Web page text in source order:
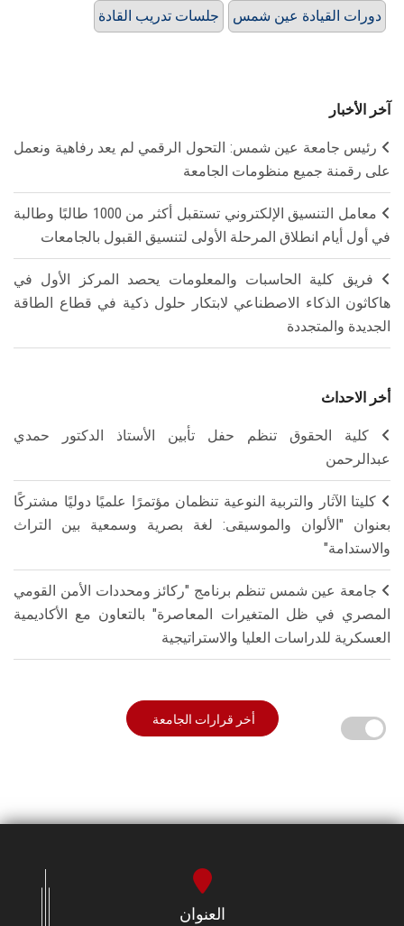
جلسات تدريب القادة دورات القيادة عين شمس
آخر الأخبار
رئيس جامعة عين شمس: التحول الرقمي لم يعد رفاهية ونعمل
على رقمنة جميع منظومات الجامعة
معامل التنسيق الإلكتروني تستقبل أكثر من 1000 طالبًا وطالبة
في أول أيام انطلاق المرحلة الأولى لتنسيق القبول بالجامعات
فريق كلية الحاسبات والمعلومات يحصد المركز الأول في
هاكاثون الذكاء الاصطناعي لابتكار حلول ذكية في قطاع الطاقة
الجديدة والمتجددة
أخر الاحداث
كلية الحقوق تنظم حفل تأبين الأستاذ الدكتور حمدي
عبدالرحمن
كليتا الآثار والتربية النوعية تنظمان مؤتمرًا علميًا دوليًا مشتركًا
بعنوان "الألوان والموسيقى: لغة بصرية وسمعية بين التراث
والاستدامة"
جامعة عين شمس تنظم برنامج "ركائز ومحددات الأمن القومي
المصري في ظل المتغيرات المعاصرة" بالتعاون مع الأكاديمية
العسكرية للدراسات العليا والاستراتيجية
أخر قرارات الجامعة
العنوان